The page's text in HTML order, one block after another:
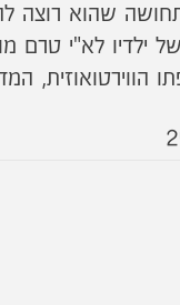
שהוא רוצה
של ילדיו לא"י טרם
הווירטואוזית,